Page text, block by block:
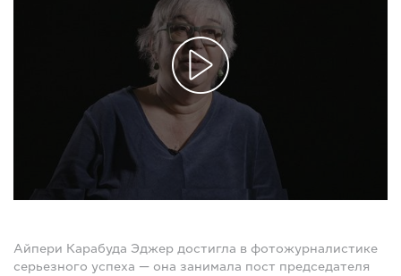
Айпери Карабуда Эджер достигла в фотожурналистике
серьезного успеха — она занимала пост председателя